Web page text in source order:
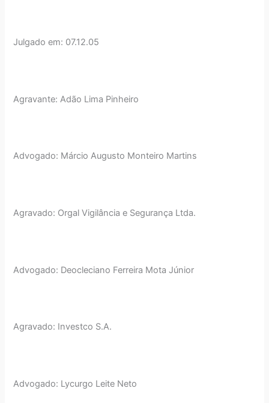
Julgado em: 07.12.05
Agravante: Adão Lima Pinheiro
Advogado: Márcio Augusto Monteiro Martins
Agravado: Orgal Vigilância e Segurança Ltda.
Advogado: Deocleciano Ferreira Mota Júnior
Agravado: Investco S.A.
Advogado: Lycurgo Leite Neto